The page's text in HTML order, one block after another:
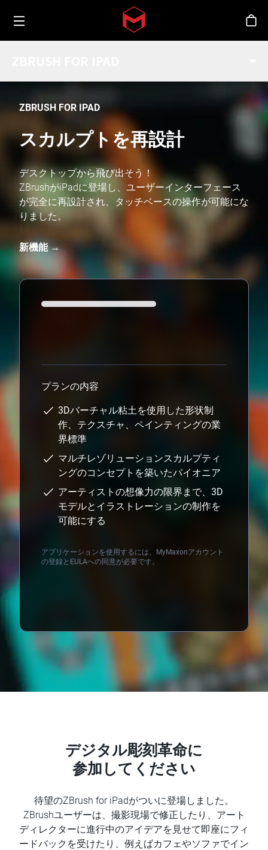
Skip to main content
Toggle menu
シ
ZBRUSH FOR IPAD
スカルプトを再設計
デスクトップから飛び出そう！
ZBrushがiPadに登場し、ユーザーインターフェース
が完全に再設計され、タッチベースの操作が可能にな
りました。
新機能 →
プランの内容
3Dバーチャル粘土を使用した形状制
作、テクスチャ、ペインティングの業
界標準
マルチレゾリューションスカルプティ
ングのコンセプトを築いたパイオニア
アーティストの想像力の限界まで、3D
モデルとイラストレーションの制作を
可能にする
アプリケーションを使用するには、MyMaxonアカウント
の登録とEULAへの同意が必要です。
デジタル彫刻革命に
参加してください
待望のZBrush for iPadがついに登場しました。
ZBrushユーザーは、撮影現場で修正したり、アート
ディレクターに進行中のアイデアを見せて即座にフィ
ードバックを受けたり、例えばカフェやソファでイン